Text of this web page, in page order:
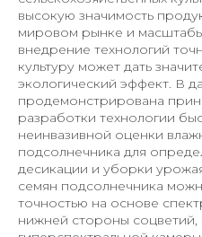
высокую значимость
мировом рынке и
внедрение технологий
культуру может дать
экологический эффект. В
продемонстрирована
разработки технологии
неинвазивной оценки
подсолнечника для
десикации и уборки
семян подсолнечника
точностью на основе
нижней стороны